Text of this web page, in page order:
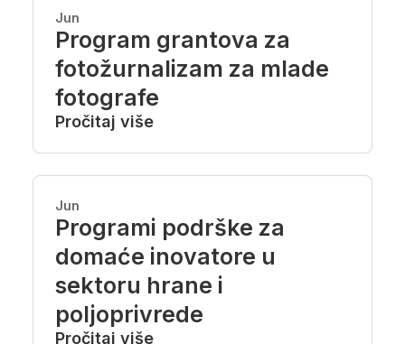
Jun
Program grantova za
fotožurnalizam za mlade
fotografe
Pročitaj više
Jun
Programi podrške za
domaće inovatore u
sektoru hrane i
poljoprivrede
Pročitaj više